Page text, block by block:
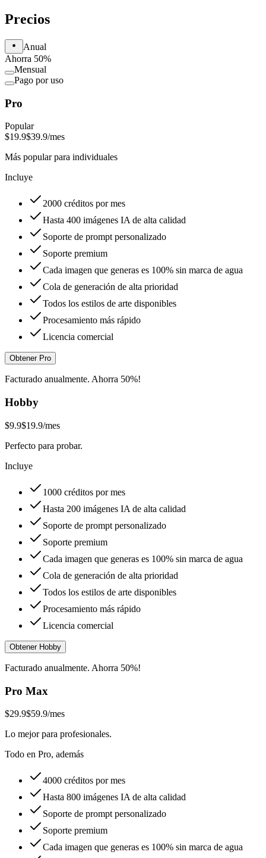
Precios
Anual
Ahorra 50%
Mensual
Pago por uso
Pro
Popular
$19.9$39.9/mes
Más popular para individuales
Incluye
2000 créditos por mes
Hasta 400 imágenes IA de alta calidad
Soporte de prompt personalizado
Soporte premium
Cada imagen que generas es 100% sin marca de agua
Cola de generación de alta prioridad
Todos los estilos de arte disponibles
Procesamiento más rápido
Licencia comercial
Obtener Pro
Facturado anualmente. Ahorra 50%!
Hobby
$9.9$19.9/mes
Perfecto para probar.
Incluye
1000 créditos por mes
Hasta 200 imágenes IA de alta calidad
Soporte de prompt personalizado
Soporte premium
Cada imagen que generas es 100% sin marca de agua
Cola de generación de alta prioridad
Todos los estilos de arte disponibles
Procesamiento más rápido
Licencia comercial
Obtener Hobby
Facturado anualmente. Ahorra 50%!
Pro Max
$29.9$59.9/mes
Lo mejor para profesionales.
Todo en Pro, además
4000 créditos por mes
Hasta 800 imágenes IA de alta calidad
Soporte de prompt personalizado
Soporte premium
Cada imagen que generas es 100% sin marca de agua